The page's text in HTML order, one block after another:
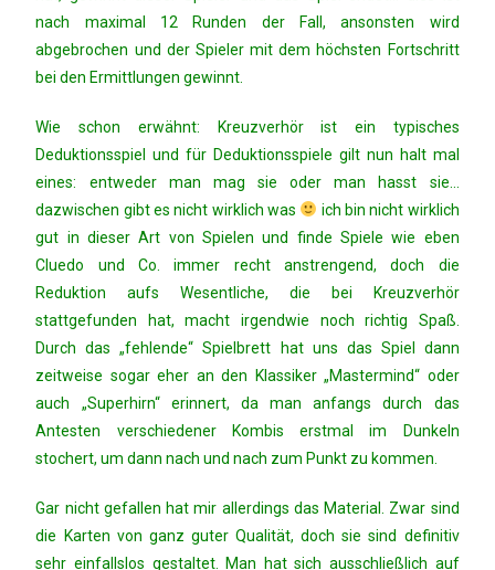
nach maximal 12 Runden der Fall, ansonsten wird
abgebrochen und der Spieler mit dem höchsten Fortschritt
bei den Ermittlungen gewinnt.
Wie schon erwähnt: Kreuzverhör ist ein typisches
Deduktionsspiel und für Deduktionsspiele gilt nun halt mal
eines: entweder man mag sie oder man hasst sie…
dazwischen gibt es nicht wirklich was
ich bin nicht wirklich
gut in dieser Art von Spielen und finde Spiele wie eben
Cluedo und Co. immer recht anstrengend, doch die
Reduktion aufs Wesentliche, die bei Kreuzverhör
stattgefunden hat, macht irgendwie noch richtig Spaß.
Durch das „fehlende“ Spielbrett hat uns das Spiel dann
zeitweise sogar eher an den Klassiker „Mastermind“ oder
auch „Superhirn“ erinnert, da man anfangs durch das
Antesten verschiedener Kombis erstmal im Dunkeln
stochert, um dann nach und nach zum Punkt zu kommen.
Gar nicht gefallen hat mir allerdings das Material. Zwar sind
die Karten von ganz guter Qualität, doch sie sind definitiv
sehr einfallslos gestaltet. Man hat sich ausschließlich auf